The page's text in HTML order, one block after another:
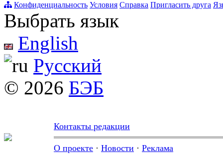
Конфиденциальность Условия Справка Пригласить друга
Выбрать язык
English
Русский
© 2026 БЭБ
Контакты редакции
О проекте · Новости · Реклама